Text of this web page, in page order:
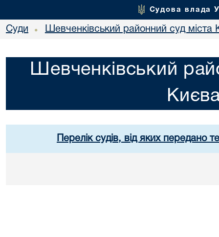
Судова влада
Суди • Шевченківський районний суд міста
Шевченківський
Перелік судів, від яких передано